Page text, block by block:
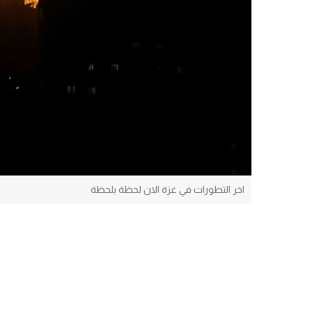
اخر التطورات في غزة الان لحظة بلحظة